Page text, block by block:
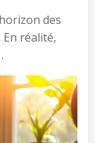
des
réalité,